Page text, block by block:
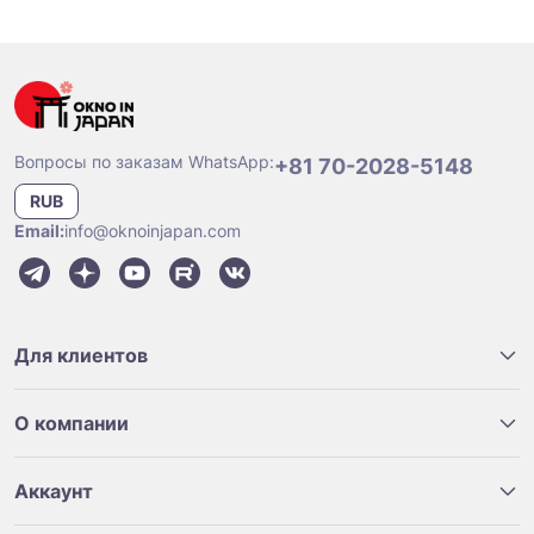
Вопросы по заказам WhatsApp:+81 70-2028-5148
RUB
Email:info@oknoinjapan.com
Для клиентов
О компании
Аккаунт